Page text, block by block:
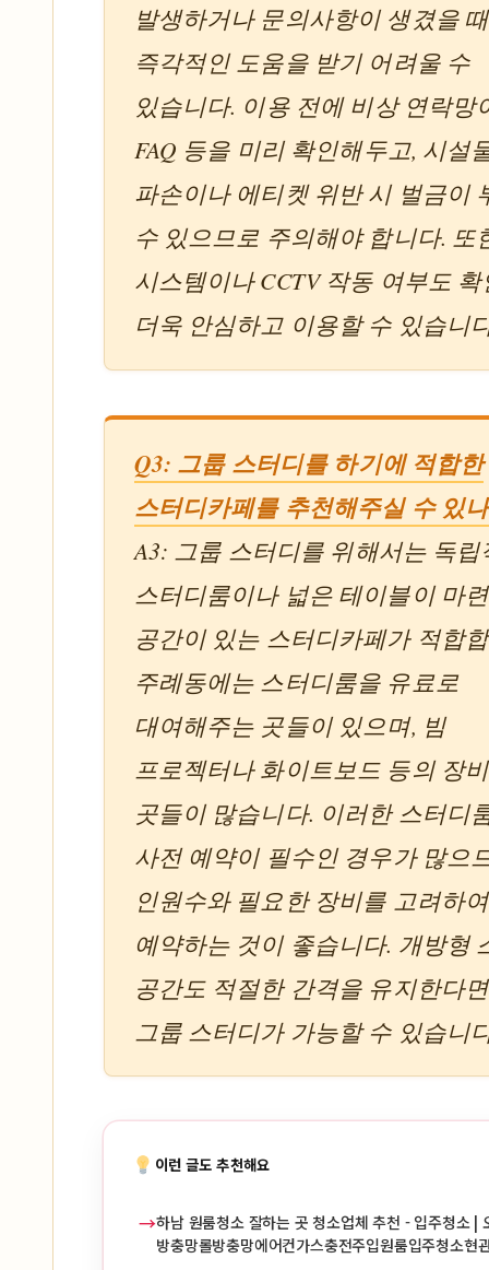
발생하거나 문의사항이 생겼을 때
즉각적인 도움을 받기 어려울 수
있습니다. 이용 전에 비상 연락망
FAQ 등을 미리 확인해두고, 시설
파손이나 에티켓 위반 시 벌금이
수 있으므로 주의해야 합니다. 또
시스템이나 CCTV 작동 여부도
더욱 안심하고 이용할 수 있습니
Q3: 그룹 스터디를 하기에 적합한
스터디카페를 추천해주실 수 있
A3: 그룹 스터디를 위해서는 독립
스터디룸이나 넓은 테이블이 마
공간이 있는 스터디카페가 적합
주례동에는 스터디룸을 유료로
대여해주는 곳들이 있으며, 빔
프로젝터나 화이트보드 등의 장
곳들이 많습니다. 이러한 스터디
사전 예약이 필수인 경우가 많으
인원수와 필요한 장비를 고려하
예약하는 것이 좋습니다. 개방형
공간도 적절한 간격을 유지한다
그룹 스터디가 가능할 수 있습니
이런 글도 추천해요
→하남 원룸청소 잘하는 곳 청소업체 추천 - 입주청소 |
방충망롤방충망에어컨가스충전주입원룸입주청소현